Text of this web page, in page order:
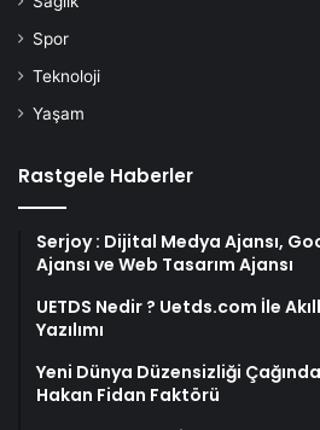
Spor
Teknoloji
Yaşam
Rastgele Haberler
Serjoy : Dijital Medya Ajansı,
Ajansı ve Web Tasarım Ajansı
UETDS Nedir ? Uetds.com İle
Yazılımı
Yeni Dünya Düzensizliği
Hakan Fidan Faktörü